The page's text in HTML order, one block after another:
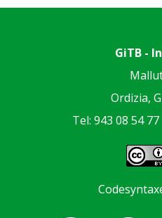
GiTB -
Ordizia,
Tel: 943 08 54 77